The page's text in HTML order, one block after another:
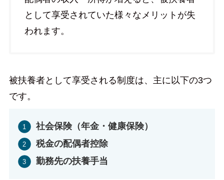
として享受されていた様々なメリットが失
われます。
被扶養者として享受される制度は、主に以下の3つ
です。
社会保険（年金・健康保険）
税金の配偶者控除
勤務先の扶養手当